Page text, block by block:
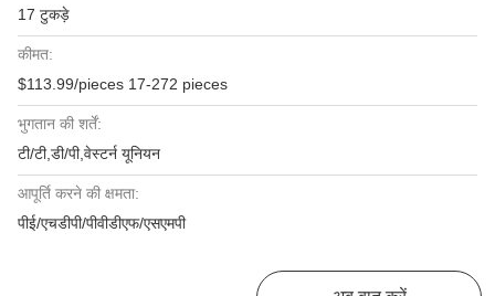
17 टुकड़े
कीमत:
$113.99/pieces 17-272 pieces
भुगतान की शर्तें:
टी/टी,डी/पी,वेस्टर्न यूनियन
आपूर्ति करने की क्षमता:
पीई/एचडीपी/पीवीडीएफ/एसएमपी